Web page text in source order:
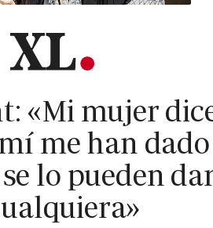
«Mi mujer
me han dado
lo pueden